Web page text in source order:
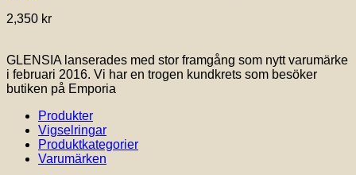
2,350 kr
GLENSIA lanserades med stor framgång som nytt varumärke
i februari 2016. Vi har en trogen kundkrets som besöker
butiken på Emporia
Produkter
Vigselringar
Produktkategorier
Varumärken